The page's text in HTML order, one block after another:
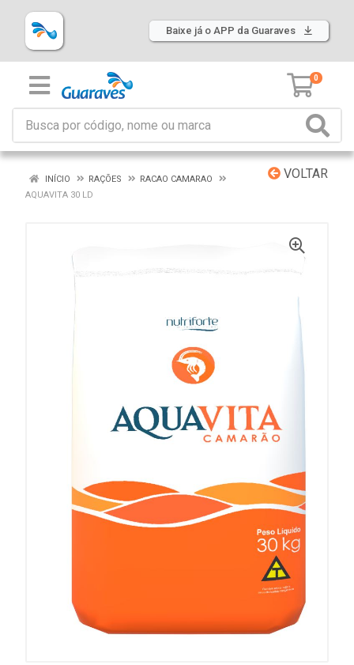
Baixe já o APP da Guaraves
0
VOLTAR
INÍCIO RAÇÕES
RACAO CAMARAO
AQUAVITA 30 LD